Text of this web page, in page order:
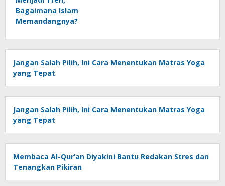
Bagaimana Islam
Memandangnya?
Jangan Salah Pilih, Ini Cara Menentukan Matras Yoga
yang Tepat
Jangan Salah Pilih, Ini Cara Menentukan Matras Yoga
yang Tepat
Membaca Al-Qur’an Diyakini Bantu Redakan Stres dan
Tenangkan Pikiran